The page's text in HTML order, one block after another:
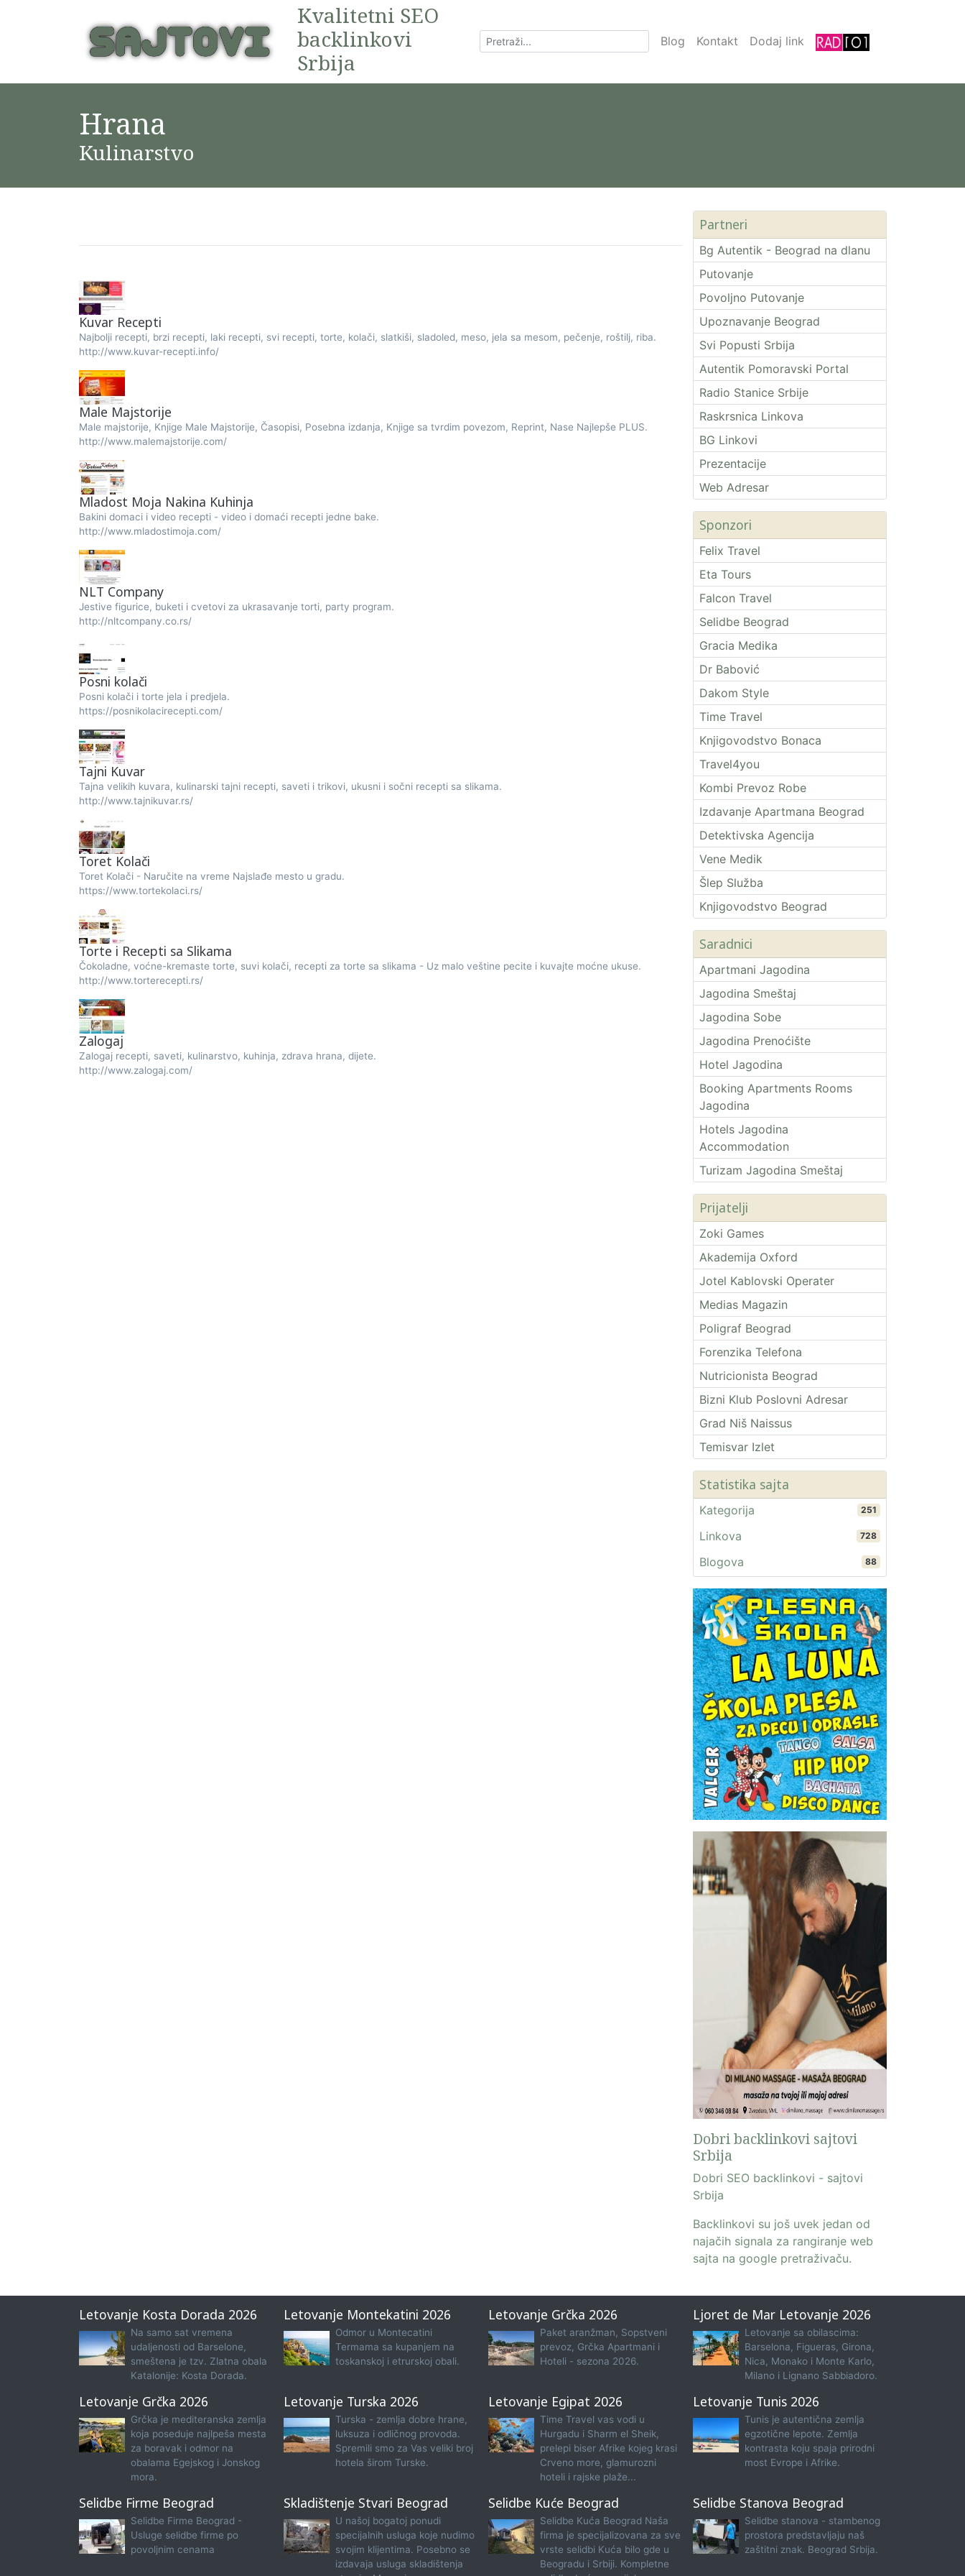
Kvalitetni SEO
backlinkovi
Srbija
Blog Kontakt Dodaj link
Hrana
Kulinarstvo
Kuvar Recepti
Najbolji recepti, brzi recepti, laki recepti, svi recepti, torte, kolači, slatkiši, sladoled, meso, jela sa mesom, pečenje, roštilj, riba.
http://www.kuvar-recepti.info/
Male Majstorije
Male majstorije, Knjige Male Majstorije, Časopisi, Posebna izdanja, Knjige sa tvrdim povezom, Reprint, Nase Najlepše PLUS.
http://www.malemajstorije.com/
Mladost Moja Nakina Kuhinja
Bakini domaci i video recepti - video i domaći recepti jedne bake.
http://www.mladostimoja.com/
NLT Company
Jestive figurice, buketi i cvetovi za ukrasavanje torti, party program.
http://nltcompany.co.rs/
Posni kolači
Posni kolači i torte jela i predjela.
https://posnikolacirecepti.com/
Tajni Kuvar
Tajna velikih kuvara, kulinarski tajni recepti, saveti i trikovi, ukusni i sočni recepti sa slikama.
http://www.tajnikuvar.rs/
Toret Kolači
Toret Kolači - Naručite na vreme Najslađe mesto u gradu.
https://www.tortekolaci.rs/
Torte i Recepti sa Slikama
Čokoladne, voćne-kremaste torte, suvi kolači, recepti za torte sa slikama - Uz malo veštine pecite i kuvajte moćne ukuse.
http://www.torterecepti.rs/
Zalogaj
Zalogaj recepti, saveti, kulinarstvo, kuhinja, zdrava hrana, dijete.
http://www.zalogaj.com/
Partneri
Bg Autentik - Beograd na dlanu
Putovanje
Povoljno Putovanje
Upoznavanje Beograd
Svi Popusti Srbija
Autentik Pomoravski Portal
Radio Stanice Srbije
Raskrsnica Linkova
BG Linkovi
Prezentacije
Web Adresar
Sponzori
Felix Travel
Eta Tours
Falcon Travel
Selidbe Beograd
Gracia Medika
Dr Babović
Dakom Style
Time Travel
Knjigovodstvo Bonaca
Travel4you
Kombi Prevoz Robe
Izdavanje Apartmana Beograd
Detektivska Agencija
Vene Medik
Šlep Služba
Knjigovodstvo Beograd
Saradnici
Apartmani Jagodina
Jagodina Smeštaj
Jagodina Sobe
Jagodina Prenoćište
Hotel Jagodina
Booking Apartments Rooms
Jagodina
Hotels Jagodina
Accommodation
Turizam Jagodina Smeštaj
Prijatelji
Zoki Games
Akademija Oxford
Jotel Kablovski Operater
Medias Magazin
Poligraf Beograd
Forenzika Telefona
Nutricionista Beograd
Bizni Klub Poslovni Adresar
Grad Niš Naissus
Temisvar Izlet
Statistika sajta
Kategorija 251
Linkova 728
Blogova 88
Dobri backlinkovi sajtovi
Srbija
Dobri SEO backlinkovi - sajtovi
Srbija
Backlinkovi su još uvek jedan od
najačih signala za rangiranje web
sajta na google pretraživaču.
Letovanje Kosta Dorada 2026
Na samo sat vremena
udaljenosti od Barselone,
smeštena je tzv. Zlatna obala
Katalonije: Kosta Dorada.
Letovanje Montekatini 2026
Odmor u Montecatini
Termama sa kupanjem na
toskanskoj i etrurskoj obali.
Letovanje Grčka 2026
Paket aranžman, Sopstveni
prevoz, Grčka Apartmani i
Hoteli - sezona 2026.
Ljoret de Mar Letovanje 2026
Letovanje sa obilascima:
Barselona, Figueras, Girona,
Nica, Monako i Monte Karlo,
Milano i Lignano Sabbiadoro.
Letovanje Grčka 2026
Grčka je mediteranska zemlja
koja poseduje najlpeša mesta
za boravak i odmor na
obalama Egejskog i Jonskog
mora.
Letovanje Turska 2026
Turska - zemlja dobre hrane,
luksuza i odličnog provoda.
Spremili smo za Vas veliki broj
hotela širom Turske.
Letovanje Egipat 2026
Time Travel vas vodi u
Hurgadu i Sharm el Sheik,
prelepi biser Afrike kojeg krasi
Crveno more, glamurozni
hoteli i rajske plaže...
Letovanje Tunis 2026
Tunis je autentična zemlja
egzotične lepote. Zemlja
kontrasta koju spaja prirodni
most Evrope i Afrike.
Selidbe Firme Beograd
Selidbe Firme Beograd -
Usluge selidbe firme po
povoljnim cenama
Skladištenje Stvari Beograd
U našoj bogatoj ponudi
specijalnih usluga koje nudimo
svojim klijentima. Posebno se
izdavaja usluga skladištenja
Selidbe Kuće Beograd
Selidbe Kuća Beograd Naša
firma je specijalizovana za sve
vrste selidbi Kuća bilo gde u
Beogradu i Srbiji. Kompletne
Selidbe Stanova Beograd
Selidbe stanova - stambenog
prostora predstavljaju naš
zaštitni znak. Beograd Srbija.